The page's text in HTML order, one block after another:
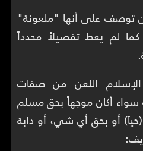
توصف على أنها "ملعونة"
كما لم يعط تفصيلاً محدداً
اللعن من صفات
أكان موجهاً بحق مسلم
(حياً) أو بحق أي شيء أو دابة